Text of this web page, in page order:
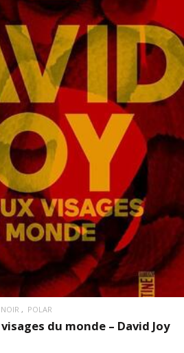
LIRE LA SUITE
NOIR POLAR
du monde – David Joy